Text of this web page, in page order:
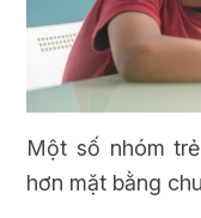
Một số nhóm
hơn mặt bằng